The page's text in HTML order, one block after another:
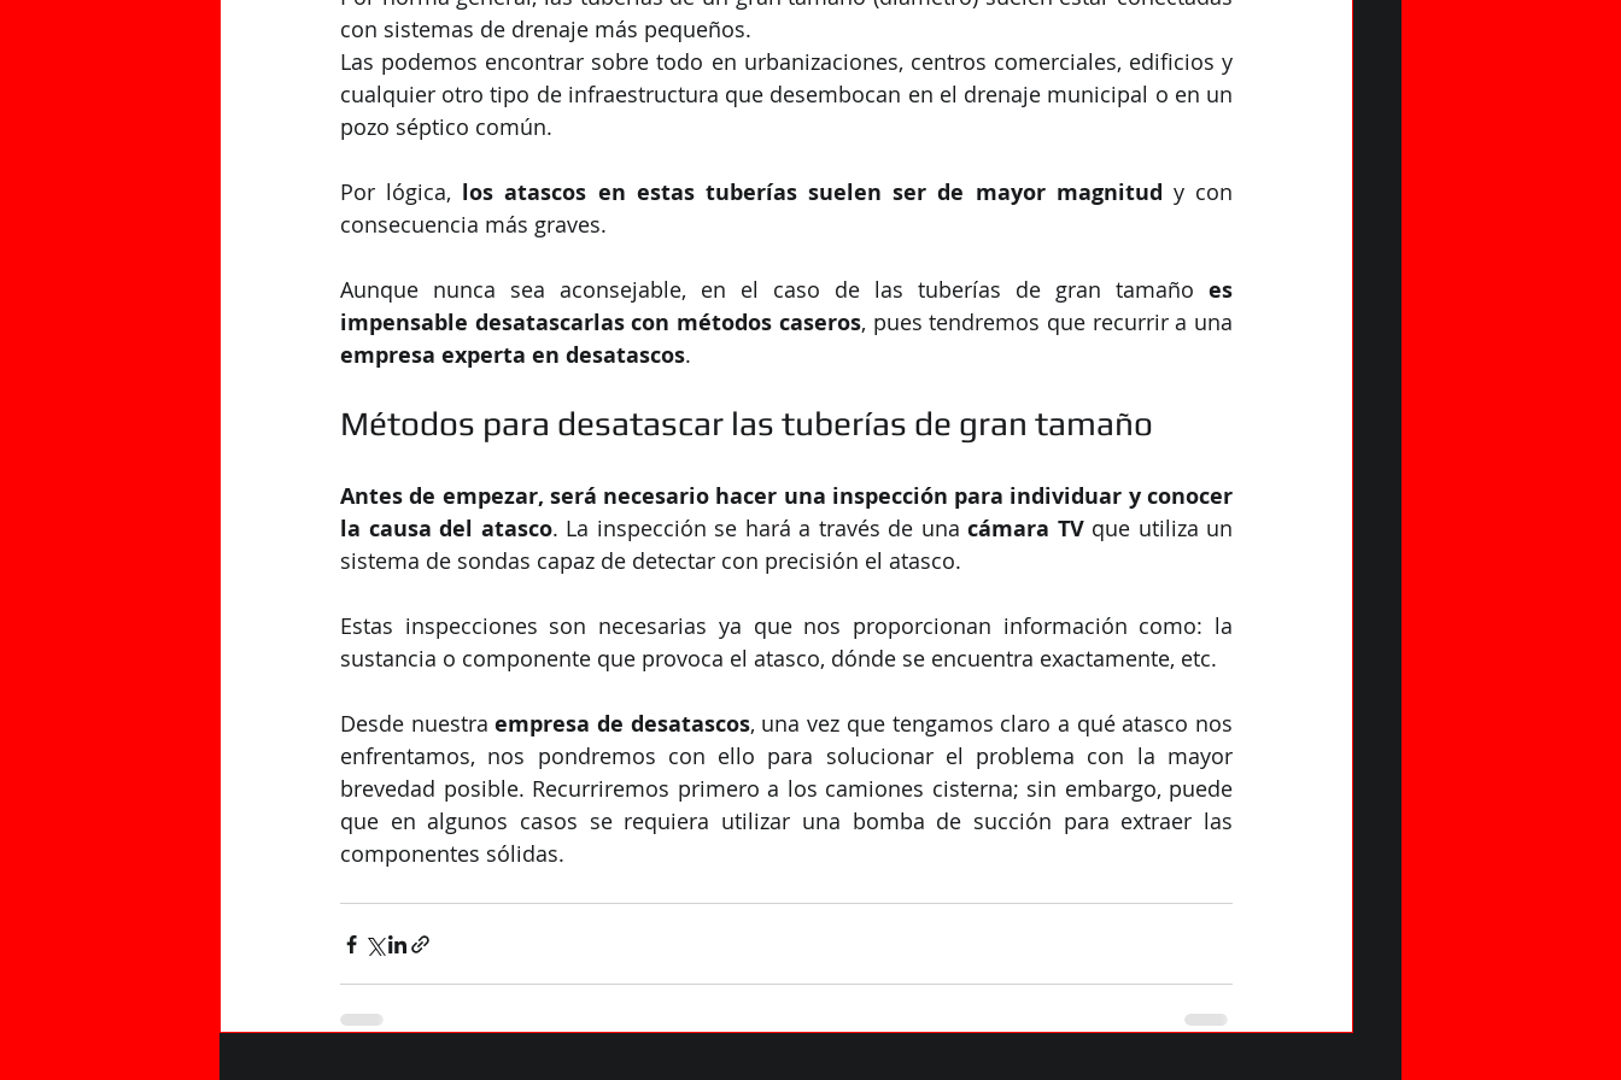
con sistemas de drenaje más pequeños.
Las podemos encontrar sobre todo en urbanizaciones, centros comerciales, edificios y
cualquier otro tipo de infraestructura que desembocan en el drenaje municipal o en un
pozo séptico común.
Por lógica, los atascos en estas tuberías suelen ser de mayor magnitud y con
consecuencia más graves.
Aunque nunca sea aconsejable, en el caso de las tuberías de gran tamaño es
impensable desatascarlas con métodos caseros
empresa experta en desatascos.
Métodos para desatascar las tuberías de gran tamaño
Antes de empezar, será necesario hacer una inspección para individuar y conocer
la causa del atasco. La inspección se hará a través de una cámara TV que utiliza un
sistema de sondas capaz de detectar con precisión el atasco.
Estas inspecciones son necesarias ya que nos proporcionan información como: la
sustancia o componente que provoca el atasco, dónde se encuentra exactamente, etc.
Desde nuestra empresa de desatascos, una vez que tengamos claro a qué atasco nos
enfrentamos, nos pondremos con ello para solucionar el problema con la mayor
brevedad posible. Recurriremos primero a los camiones cisterna; sin embargo, puede
que en algunos casos se requiera utilizar una bomba de succión para extraer las
componentes sólidas.